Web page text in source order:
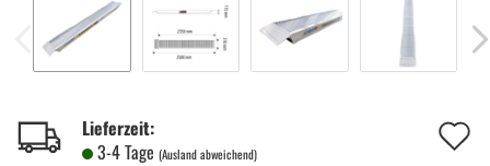
Lieferzeit:
3-4 Tage (Ausland abweichend)